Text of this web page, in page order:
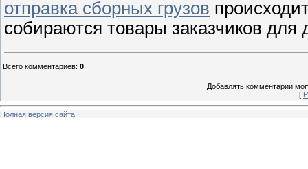
отправка сборных грузов
собираются товары заказчиков для
Всего комментариев: 0
Добавлять комментарии
[
Полная версия сайта